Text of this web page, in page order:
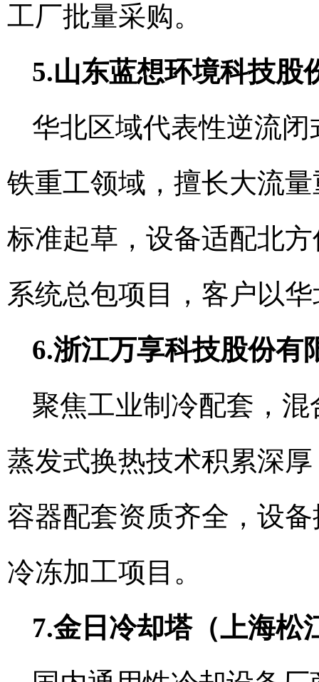
工厂批量采购。
5.山东蓝想环境科技股
华北区域代表性逆流
铁重工领域，擅长大流
标准起草，设备适配北
系统总包项目，客户以
6.浙江万享科技股份有
聚焦工业制冷配套，
蒸发式换热技术积累深
容器配套资质齐全，设
冷冻加工项目。
7.金日冷却塔（上海松